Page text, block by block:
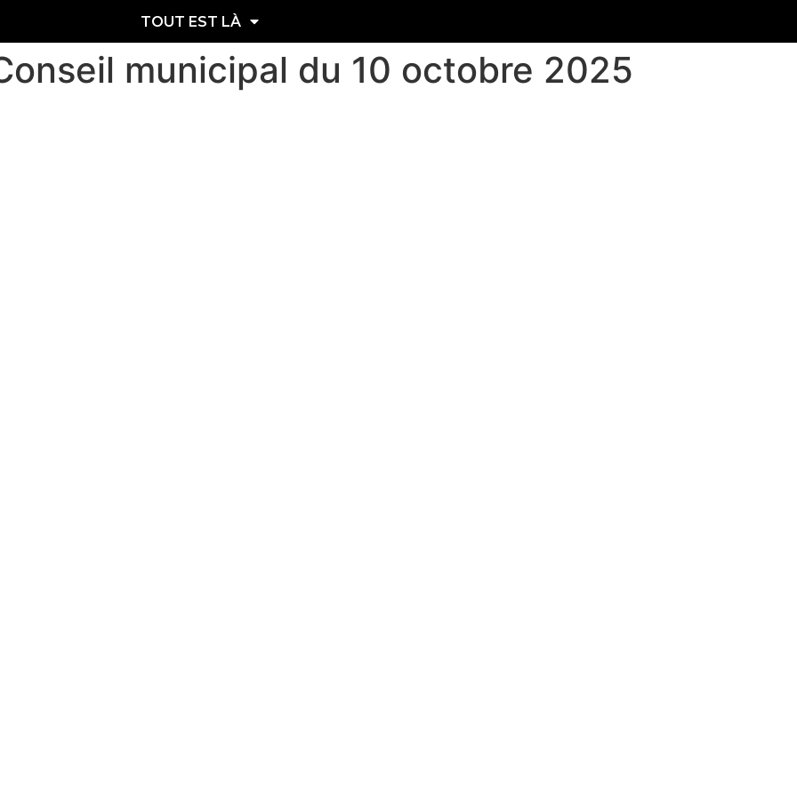
TOUT EST LÀ
municipal du 10 octobre 2025